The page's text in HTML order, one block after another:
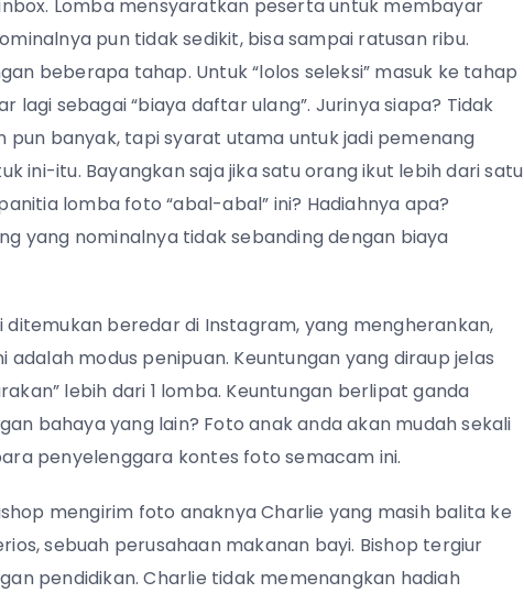
Lomba mensyaratkan peserta untuk membayar
pun tidak sedikit, bisa sampai ratusan ribu.
beberapa tahap. Untuk “lolos seleksi” masuk ke tahap
sebagai “biaya daftar ulang”. Jurinya siapa? Tidak
banyak, tapi syarat utama untuk jadi pemenang
ini-itu. Bayangkan saja jika satu orang ikut lebih dari satu
lomba foto “abal-abal” ini? Hadiahnya apa?
yang nominalnya tidak sebanding dengan biaya
beredar di Instagram, yang mengherankan,
modus penipuan. Keuntungan yang diraup jelas
lebih dari 1 lomba. Keuntungan berlipat ganda
bahaya yang lain? Foto anak anda akan mudah sekali
penyelenggara kontes foto semacam ini.
mengirim foto anaknya Charlie yang masih balita ke
sebuah perusahaan makanan bayi. Bishop tergiur
pendidikan. Charlie tidak memenangkan hadiah